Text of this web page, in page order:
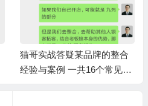
猫哥实战答疑某品牌的整合
经验与案例 一共16个常见问